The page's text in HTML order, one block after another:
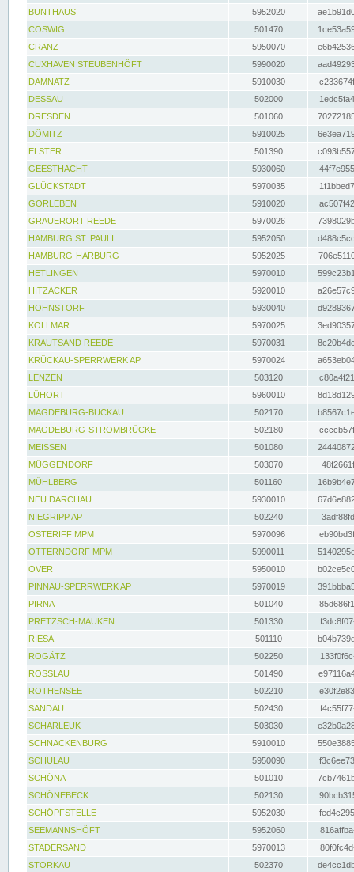
BUNTHAUS
5952020
COSWIG
501470
CRANZ
5950070
CUXHAVEN STEUBENHÖFT
5990020
DAMNATZ
5910030
DESSAU
502000
DRESDEN
501060
DÖMITZ
5910025
ELSTER
501390
GEESTHACHT
5930060
GLÜCKSTADT
5970035
GORLEBEN
5910020
GRAUERORT REEDE
5970026
HAMBURG ST. PAULI
5952050
HAMBURG-HARBURG
5952025
HETLINGEN
5970010
HITZACKER
5920010
HOHNSTORF
5930040
KOLLMAR
5970025
KRAUTSAND REEDE
5970031
KRÜCKAU-SPERRWERK AP
5970024
LENZEN
503120
LÜHORT
5960010
MAGDEBURG-BUCKAU
502170
MAGDEBURG-STROMBRÜCKE
502180
MEISSEN
501080
MÜGGENDORF
503070
MÜHLBERG
501160
NEU DARCHAU
5930010
NIEGRIPP AP
502240
OSTERIFF MPM
5970096
OTTERNDORF MPM
5990011
OVER
5950010
PINNAU-SPERRWERK AP
5970019
PIRNA
501040
PRETZSCH-MAUKEN
501330
RIESA
501110
ROGÄTZ
502250
ROSSLAU
501490
ROTHENSEE
502210
SANDAU
502430
SCHARLEUK
503030
SCHNACKENBURG
5910010
SCHULAU
5950090
SCHÖNA
501010
SCHÖNEBECK
502130
SCHÖPFSTELLE
5952030
SEEMANNSHÖFT
5952060
STADERSAND
5970013
STORKAU
502370